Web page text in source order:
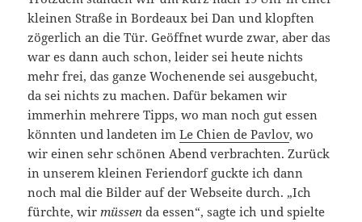
kleinen Straße in Bordeaux bei Dan und klopften
zögerlich an die Tür. Geöffnet wurde zwar, aber das
war es dann auch schon, leider sei heute nichts
mehr frei, das ganze Wochenende sei ausgebucht,
da sei nichts zu machen. Dafür bekamen wir
immerhin mehrere Tipps, wo man noch gut essen
könnten und landeten imLe Chien de Pavlov, wo
wir einen sehr schönen Abend verbrachten. Zurück
in unserem kleinen Feriendorf guckte ich dann
noch mal die Bilder auf der Webseite durch. „Ich
fürchte, wirmüssenda essen“, sagte ich und spielte